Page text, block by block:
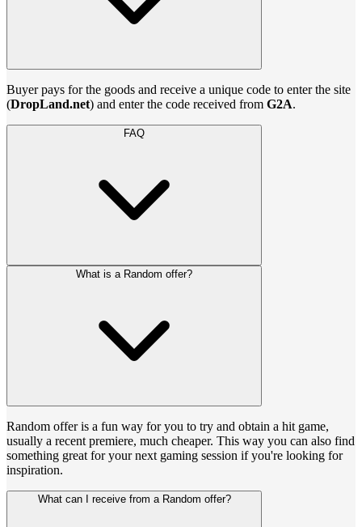
Buyer pays for the goods and receive a unique code to enter the site
(DropLand.net) and enter the code received from G2A.
FAQ
What is a Random offer?
Random offer is a fun way for you to try and obtain a hit game,
usually a recent premiere, much cheaper. This way you can also find
something great for your next gaming session if you're looking for
inspiration.
What can I receive from a Random offer?